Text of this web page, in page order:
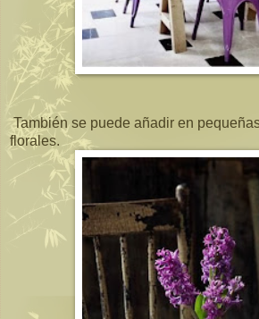
También se puede añadir en
florales.